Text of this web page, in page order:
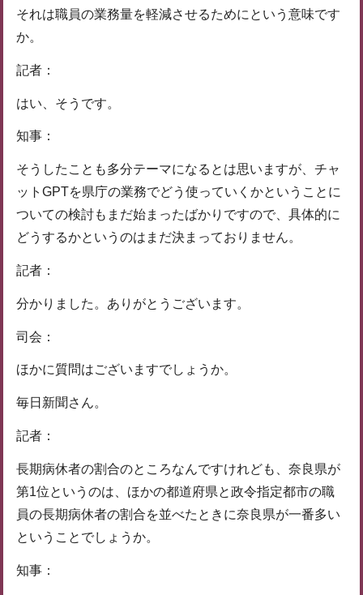
それは職員の業務量を軽減させるためにという意味です
か。
記者：
はい、そうです。
知事：
そうしたことも多分テーマになるとは思いますが、チャ
ットGPTを県庁の業務でどう使っていくかということに
ついての検討もまだ始まったばかりですので、具体的に
どうするかというのはまだ決まっておりません。
記者：
分かりました。ありがとうございます。
司会：
ほかに質問はございますでしょうか。
毎日新聞さん。
記者：
長期病休者の割合のところなんですけれども、奈良県が
第1位というのは、ほかの都道府県と政令指定都市の職
員の長期病休者の割合を並べたときに奈良県が一番多い
ということでしょうか。
知事：